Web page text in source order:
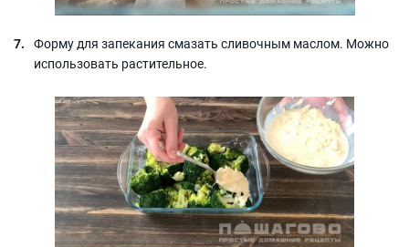
Форму для запекания смазать сливочным маслом. Можно
использовать растительное.